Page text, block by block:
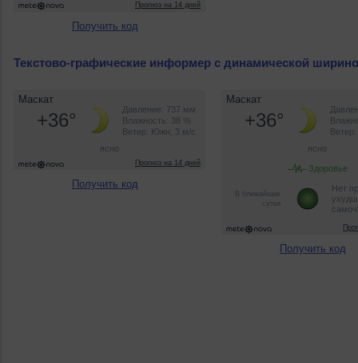
Получить код
Текстово-графические информер с динамической
Получить код
Получить код